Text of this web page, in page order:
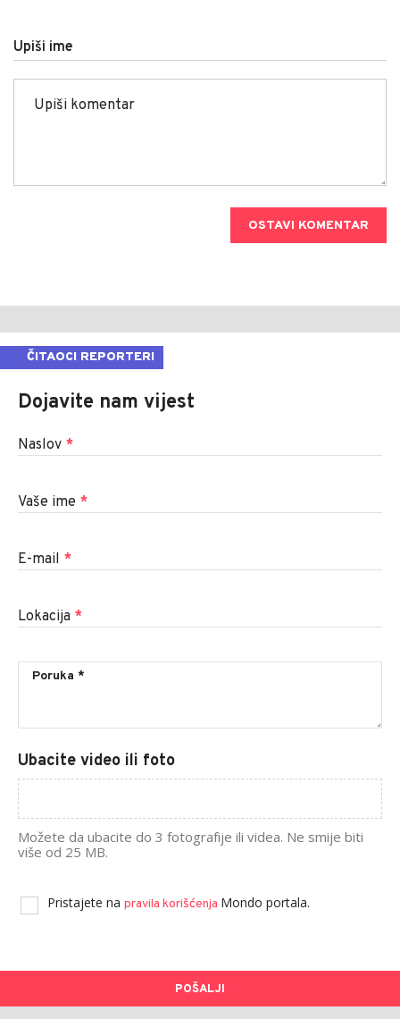
Upiši ime
OSTAVI KOMENTAR
ČITAOCI REPORTERI
Dojavite nam vijest
Naslov *
Vaše ime *
E-mail *
Lokacija *
Ubacite video ili foto
Možete da ubacite do 3 fotografije ili videa. Ne smije biti
više od 25 MB.
Pristajete na pravila korišćenja Mondo portala.
POŠALJI